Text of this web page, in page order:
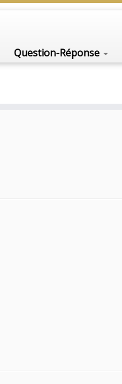
Question-Réponse